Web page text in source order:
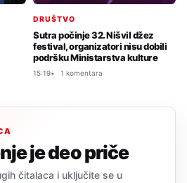
DRUŠTVO
Sutra počinje 32. Nišvil džez
festival, organizatori nisu dobili
podršku Ministarstva kulture
15:19 1 komentara
je deo priče
čitalaca i uključite se u